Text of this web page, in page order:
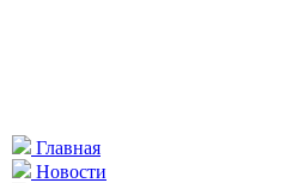
Главная
Новости